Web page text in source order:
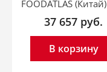
FOODATLAS (Китай)
37 657 руб.
В корзину